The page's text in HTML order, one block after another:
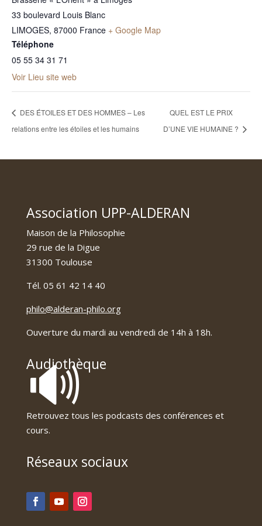
33 boulevard Louis Blanc
LIMOGES, 87000 France + Google Map
Téléphone
05 55 34 31 71
Voir Lieu site web
DES ÉTOILES ET DES HOMMES – Les
relations entre les étoiles et les humains
QUEL EST LE PRIX
D’UNE VIE HUMAINE ?
Association UPP-ALDERAN
Maison de la Philosophie
29 rue de la Digue
31300 Toulouse
Tél. 05 61 42 14 40
philo@alderan-philo.org
Ouverture du mardi au vendredi de 14h à 18h.
Audiothèque
🔊
Retrouvez tous les podcasts des conférences et
cours.
Réseaux sociaux